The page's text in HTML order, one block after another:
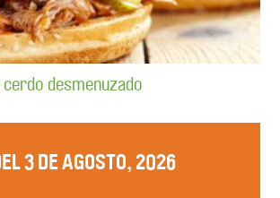
desmenuzado
3 DE AGOSTO, 2026